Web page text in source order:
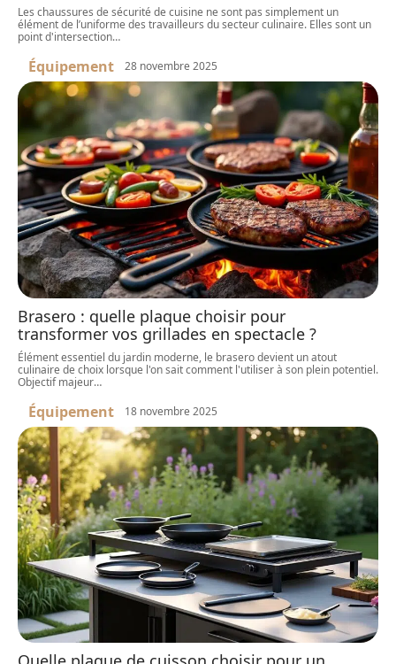
Les chaussures de sécurité de cuisine ne sont pas simplement un
élément de l’uniforme des travailleurs du secteur culinaire. Elles sont un
point d'intersection…
Équipement 28 novembre 2025
Brasero : quelle plaque choisir pour
transformer vos grillades en spectacle ?
Élément essentiel du jardin moderne, le brasero devient un atout
culinaire de choix lorsque l'on sait comment l'utiliser à son plein potentiel.
Objectif majeur…
Équipement 18 novembre 2025